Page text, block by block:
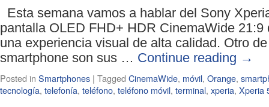
Esta semana vamos a hablar del Sony
pantalla OLED FHD+ HDR CinemaWide
una experiencia visual de alta calidad. Otro
smartphone son sus … Continue reading →
Posted in Smartphones | Tagged CinemaWide, móvil, Orange,
tecnología, telefonía, teléfono, teléfono móvil, terminal, xperia, Xperia